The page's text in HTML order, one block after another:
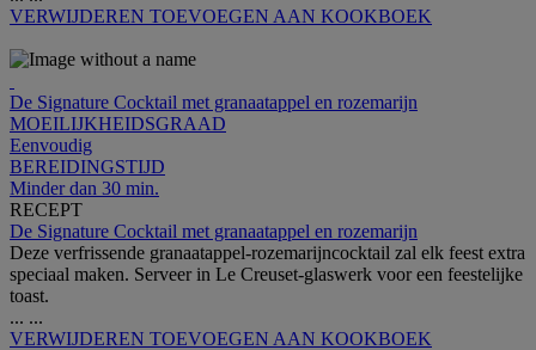
VERWIJDEREN TOEVOEGEN AAN KOOKBOEK
De Signature Cocktail met granaatappel en rozemarijn
MOEILIJKHEIDSGRAAD
Eenvoudig
BEREIDINGSTIJD
Minder dan 30 min.
RECEPT
De Signature Cocktail met granaatappel en rozemarijn
Deze verfrissende granaatappel-rozemarijncocktail zal elk feest extra
speciaal maken. Serveer in Le Creuset-glaswerk voor een feestelijke
toast.
... ...
VERWIJDEREN TOEVOEGEN AAN KOOKBOEK